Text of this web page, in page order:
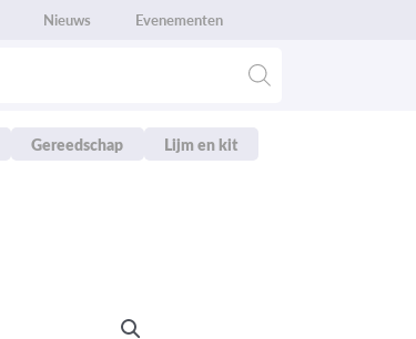
Nieuws Evenementen
Gereedschap Lijm en kit